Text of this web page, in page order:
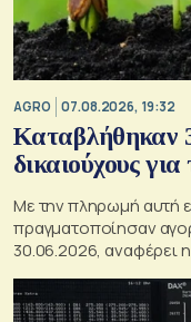
AGRO 07.08.2026, 19:32
Καταβλήθηκαν
δικαιούχους
Με την πληρωμή αυτή
πραγματοποίησαν
30.06.2026, αναφέρει